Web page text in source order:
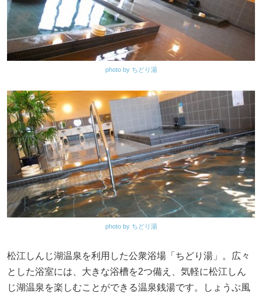
photo by ちどり湯
photo by ちどり湯
松江しんじ湖温泉を利用した公衆浴場「ちどり湯」。広々
とした浴室には、大きな浴槽を2つ備え、気軽に松江しん
じ湖温泉を楽しむことができる温泉銭湯です。しょうぶ風